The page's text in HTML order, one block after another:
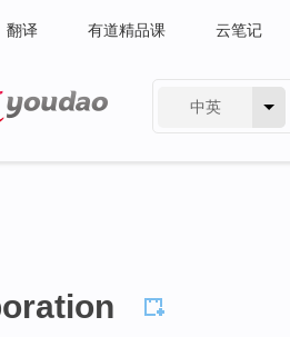
翻译 有道精品课 云笔记
中英